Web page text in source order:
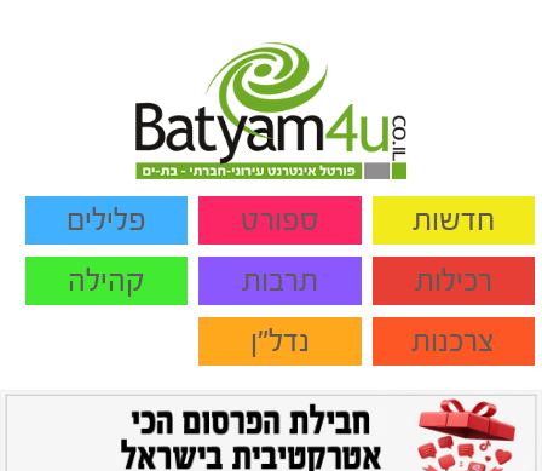
חדשות ספורט
פלילים
רכילות
תרבות
קהילה
צרכנות
נדל"ן